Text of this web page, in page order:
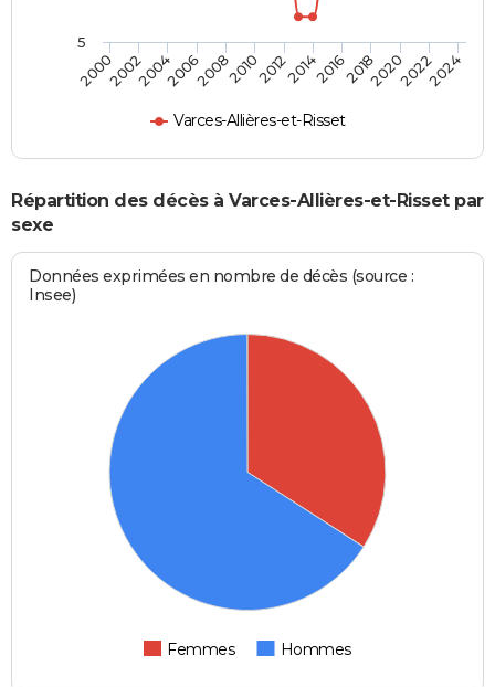
Varces-Allières-et-Risset
2000200220042006200820102012201420162018202020222024
5
Répartition des décès à Varces-Allières-et-Risset par
sexe
Données exprimées en nombre de décès (source :
Insee)
Femmes Hommes